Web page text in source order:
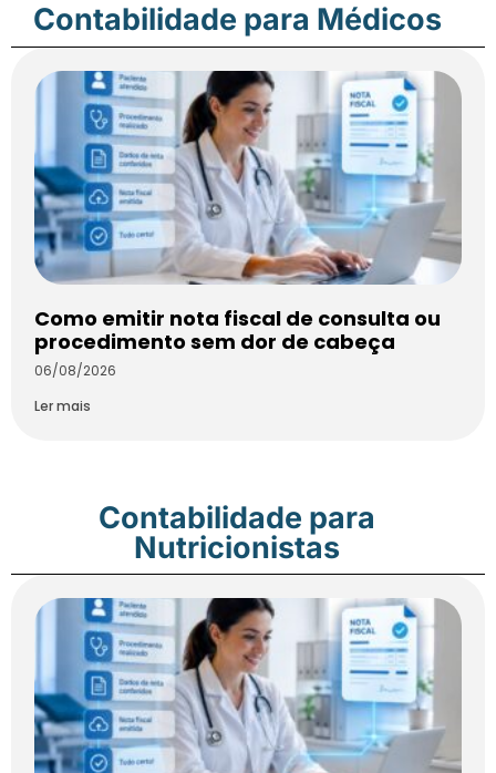
Contabilidade para Médicos
Como emitir nota fiscal de consulta ou
procedimento sem dor de cabeça
06/08/2026
Ler mais
Contabilidade para
Nutricionistas